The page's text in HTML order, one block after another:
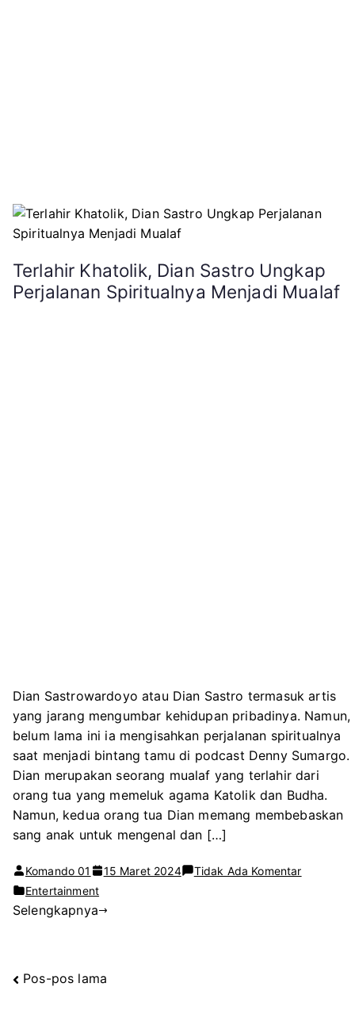
Terlahir Khatolik, Dian Sastro Ungkap
Perjalanan Spiritualnya Menjadi Mualaf
Dian Sastrowardoyo atau Dian Sastro termasuk artis
yang jarang mengumbar kehidupan pribadinya. Namun,
belum lama ini ia mengisahkan perjalanan spiritualnya
saat menjadi bintang tamu di podcast Denny Sumargo.
Dian merupakan seorang mualaf yang terlahir dari
orang tua yang memeluk agama Katolik dan Budha.
Namun, kedua orang tua Dian memang membebaskan
sang anak untuk mengenal dan […]
Komando 01 15 Maret 2024 Tidak Ada Komentarpada
Entertainment
Selengkapnya
Navigasi
Pos-pos lama